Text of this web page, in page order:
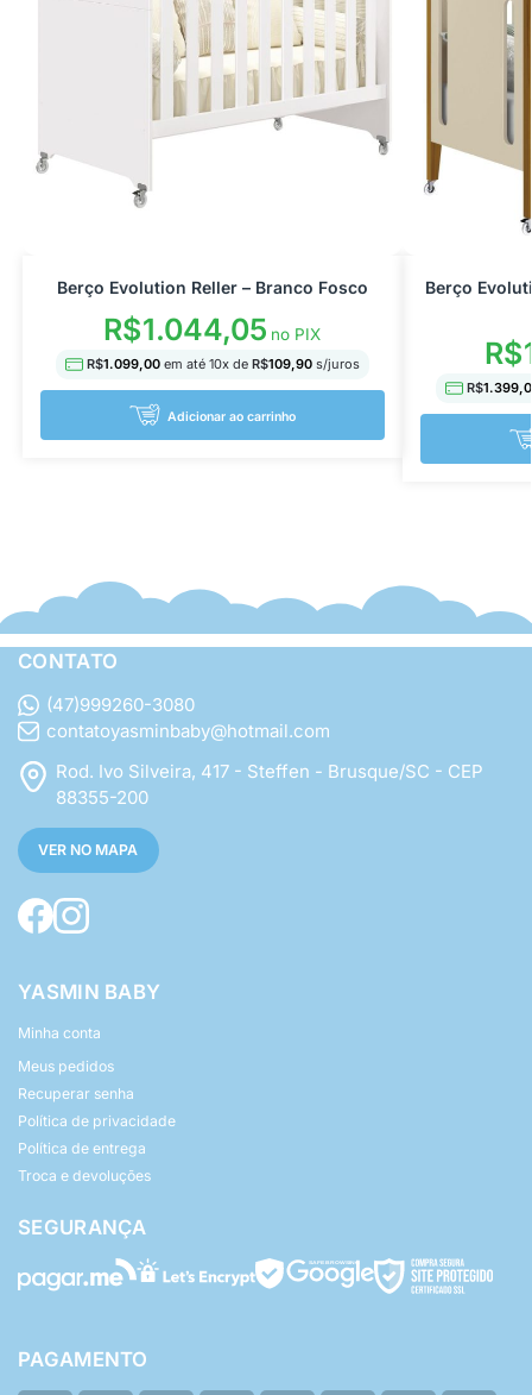
Berço Evolution Reller – Branco Fosco
R$1.044,05 no PIX
R$1.099,00 em até 10x de R$109,90s/juros
Adicionar ao carrinho
Berço
R$
R$
CONTATO
(47)999260-3080
contatoyasminbaby@hotmail.com
Rod. Ivo Silveira, 417 - Steffen - Brusque/SC - CEP
88355-200
VER NO MAPA
YASMIN BABY
Minha conta
Meus pedidos
Recuperar senha
Política de privacidade
Política de entrega
Troca e devoluções
SEGURANÇA
PAGAMENTO